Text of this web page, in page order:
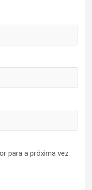
para a próxima vez